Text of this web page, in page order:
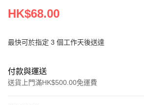
HK$68.00
最快可於指定 3 個工作天後送達
付款與運送
送貨上門滿HK$500.00免運費